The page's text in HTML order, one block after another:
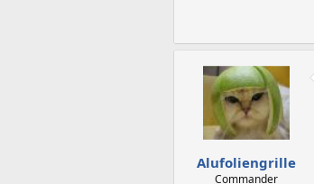
Alufoliengrille
Commander